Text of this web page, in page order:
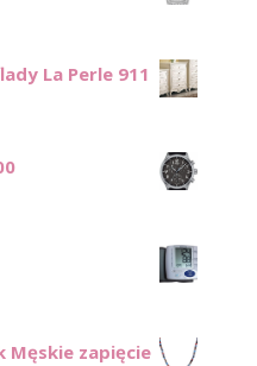
La Perle 911
Męskie zapięcie